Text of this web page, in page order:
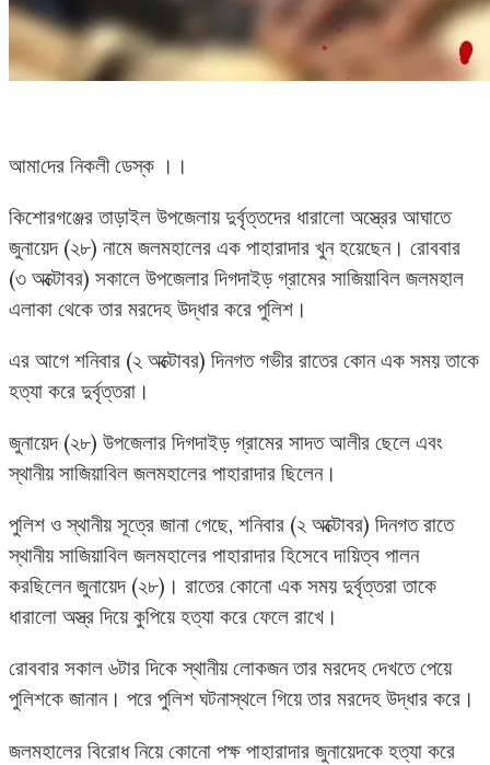
আমা‌দের নিকলী ডেস্ক ।।
কিশোরগঞ্জের তাড়াইল উপজেলায় দুর্বৃত্তদের ধারালো অস্ত্রের আঘাতে
জুনায়েদ (২৮) নামে জলমহালের এক পাহারাদার খুন হয়েছেন। রোববার
(৩ অক্টোবর) সকালে উপজেলার দিগদাইড় গ্রামের সাজিয়াবিল জলমহাল
এলাকা থেকে তার মরদেহ উদ্ধার করে পুলিশ।
এর আগে শনিবার (২ অক্টোবর) দিনগত গভীর রাতের কোন এক সময় তাকে
হত্যা করে দুর্বৃত্তরা।
জুনায়েদ (২৮) উপজেলার দিগদাইড় গ্রামের সাদত আলীর ছেলে এবং
স্থানীয় সাজিয়াবিল জলমহালের পাহারাদার ছিলেন।
পুলিশ ও স্থানীয় সূত্রে জানা গেছে, শনিবার (২ অক্টোবর) দিনগত রাতে
স্থানীয় সাজিয়াবিল জলমহালের পাহারাদার হিসেবে দায়িত্ব পালন
করছিলেন জুনায়েদ (২৮)। রাতের কোনো এক সময় দুর্বৃত্তরা তাকে
ধারালো অস্ত্র দিয়ে কুপিয়ে হত্যা করে ফেলে রাখে।
রোববার সকাল ৬টার দিকে স্থানীয় লোকজন তার মরদেহ দেখতে পেয়ে
পুলিশকে জানান। পরে পুলিশ ঘটনাস্থলে গিয়ে তার মরদেহ উদ্ধার করে।
জলমহালের বিরোধ নিয়ে কোনো পক্ষ পাহারাদার জুনায়েদকে হত্যা করে